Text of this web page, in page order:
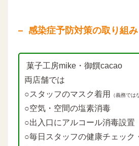
感染症予防対策の取り組み
菓子工房mike・御饌cacao
両店舗では
○スタッフのマスク着用
（義務では
○空気・空間の塩素消毒
○出入口にアルコール消毒設置
○毎日スタッフの健康チェック